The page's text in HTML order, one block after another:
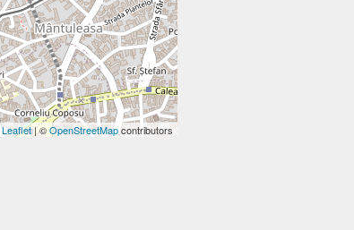
Leaflet| ©OpenStreetMapcontributors